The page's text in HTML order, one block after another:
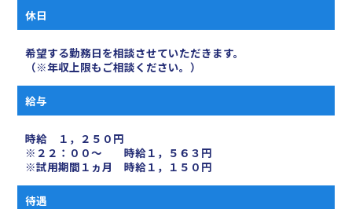
休日
希望する勤務日を相談させていただきます。
（※年収上限もご相談ください。）
給与
時給 １，２５０円
※２２：００〜 時給１，５６３円
※試用期間１ヵ月 時給１，１５０円
待遇